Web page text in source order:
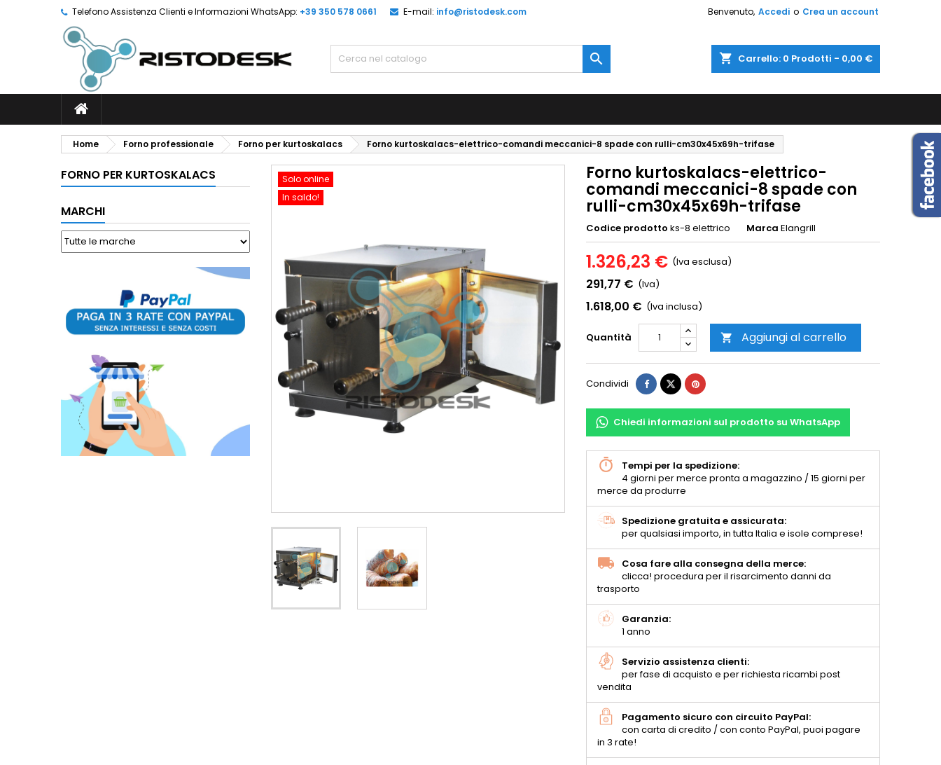
Telefono Assistenza Clienti e Informazioni WhatsApp: +39 350 578 0661 E-mail: info@ristodesk.com Benvenuto, Accedi o Crea un account
shopping_cart Carrello: 0 Prodotti - 0,00 €

Home Forno professionale Forno per kurtoskalacs Forno kurtoskalacs-elettrico-comandi meccanici-8 spade con rulli-cm30x45x69h-trifase
FORNO PER KURTOSKALACS
MARCHI
Solo online
In saldo!
Forno kurtoskalacs-elettrico-
comandi meccanici-8 spade con
rulli-cm30x45x69h-trifase
Codice prodotto ks-8 elettrico Marca Elangrill
1.326,23 € (Iva esclusa)
291,77 € (Iva)
1.618,00 € (Iva inclusa)
Quantità  Aggiungi al carrello
Condividi
Chiedi informazioni sul prodotto su WhatsApp
Tempi per la spedizione:
4 giorni per merce pronta a magazzino / 15 giorni per
merce da produrre
Spedizione gratuita e assicurata:
per qualsiasi importo, in tutta Italia e isole comprese!
Cosa fare alla consegna della merce:
clicca! procedura per il risarcimento danni da
trasporto
Garanzia:
1 anno
Servizio assistenza clienti:
per fase di acquisto e per richiesta ricambi post
vendita
Pagamento sicuro con circuito PayPal:
con carta di credito / con conto PayPal, puoi pagare
in 3 rate!